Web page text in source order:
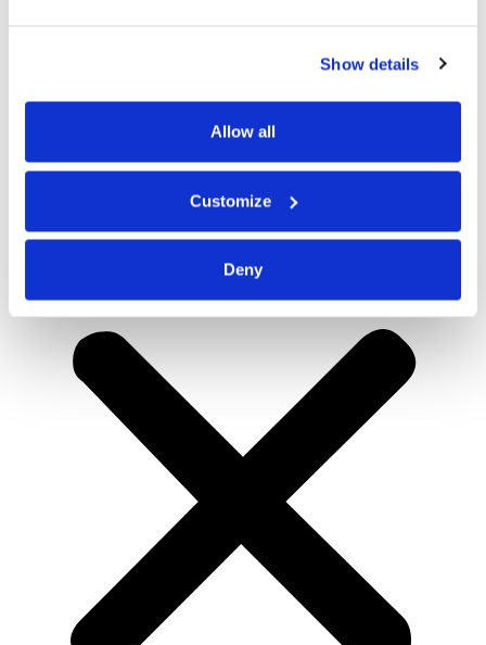
Show details
Allow all
Customize
Deny